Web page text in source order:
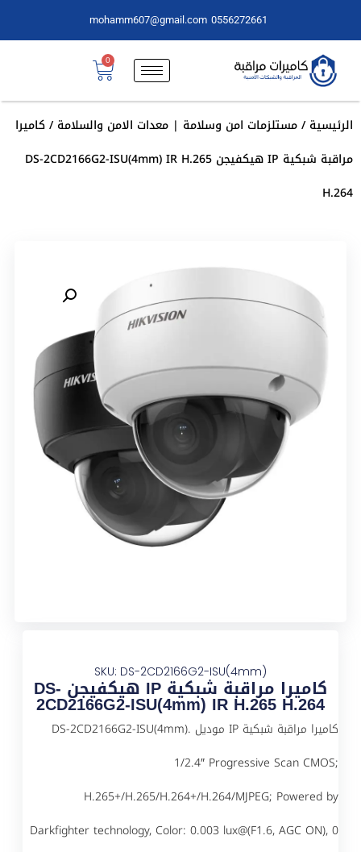
0556272661
mohamm607@gmail.com
0
الرئيسية/مستلزمات امن وسلامة | معدات الامن والسلامة/ كاميرا
مراقبة شبكية IP هيكفيجن DS-2CD2166G2-ISU(4mm) IR H.265
H.264
SKU: DS-2CD2166G2-ISU(4mm)
كاميرا مراقبة شبكية IP هيكفيجن DS-
2CD2166G2-ISU(4mm) IR H.265 H.264
كاميرا مراقبة شبكية IP موديل DS-2CD2166G2-ISU(4mm).
1/2.4″ Progressive Scan CMOS;
H.265+/H.265/H.264+/H.264/MJPEG; Powered by
Darkfighter technology, Color: 0.003 lux@(F1.6, AGC ON), 0